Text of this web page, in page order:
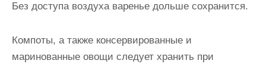
Без доступа воздуха варенье дольше сохранится.
Компоты, а также консервированные и
маринованные овощи следует хранить при